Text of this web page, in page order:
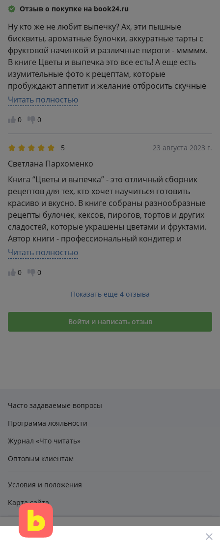
другая выпечка с другим вкусом и ароматом. Но
бархатистая, страницы белые, плотные. Фото яркие,
насыщенные, очень аппетитные. Много цветов, все
красиво украшено. Шрифт мелкий. Каждый рецепт с
фотографией, есть указание, сколько выйдет
выпечки в итоге и при какой температуре выпекать.
Однозначно оставлю книгу себе, буду по
праздникам удивлять гостей!
Отзыв о покупке на book24.ru
Ну кто же не любит выпечку? Ах, эти пышные
бисквиты, ароматные булочки, аккуратные тарты с
фруктовой начинкой и различные пироги - ммммм.
В книге Цветы и выпечка это все есть! А еще есть
изумительные фото к рецептам, которые
пробуждают аппетит и желание отбросить скучные
дела и погрузиться в таинство готовки, чтобы
порадовать себя и домашних вкусной выпечкой.
Читать полностью
0 0
5 23 августа 2023 г.
Светлана Пархоменко
Книга “Цветы и выпечка” - это отличный сборник
рецептов для тех, кто хочет научиться готовить
красиво и вкусно. В книге собраны разнообразные
рецепты булочек, кексов, пирогов, тортов и других
сладостей, которые украшены цветами и фруктами.
Автор книги - профессиональный кондитер и
дизайнер, поэтому каждая страница наполнена не
только вкусными рецептами, но и красивыми
фотографиями. Книга поможет вам научиться
ингредиентов и украсить свой дом или стол. Я
рекомендую эту книгу всем, кто любит готовить и
хочет научиться создавать красивые и вкусные
блюда.
Читать полностью
0 0
Показать ещё 4 отзыва
Войти и написать отзыв
Часто задаваемые вопросы
Программа лояльности
Журнал «Что читать»
Оптовым клиентам
Условия и положения
Карта сайта
claimbook24@bookcentre.ru
Этот сайт использует файлы cookie и другие технологии,
чтобы помочь вам в навигации, а также предоставить